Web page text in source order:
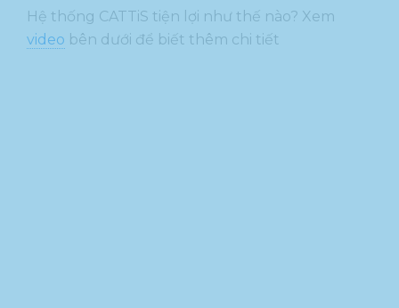
Hệ thống CATTiS tiện lợi như thế nào? Xem
video bên dưới để biết thêm chi tiết